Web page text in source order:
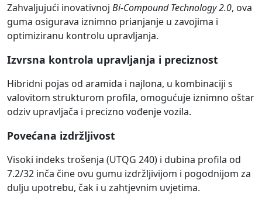
Zahvaljujući inovativnoj Bi-Compound Technology 2.0, ova
guma osigurava iznimno prianjanje u zavojima i
optimiziranu kontrolu upravljanja.
Izvrsna kontrola upravljanja i preciznost
Hibridni pojas od aramida i najlona, u kombinaciji s
valovitom strukturom profila, omogućuje iznimno oštar
odziv upravljača i precizno vođenje vozila.
Povećana izdržljivost
Visoki indeks trošenja (UTQG 240) i dubina profila od
7.2/32 inča čine ovu gumu izdržljivijom i pogodnijom za
dulju upotrebu, čak i u zahtjevnim uvjetima.